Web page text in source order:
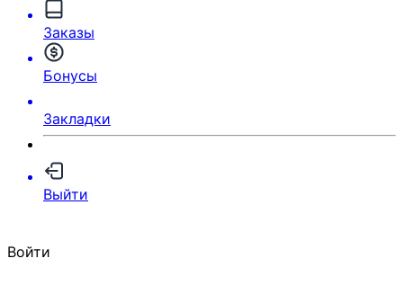
Заказы
Бонусы
Закладки
Выйти
Войти